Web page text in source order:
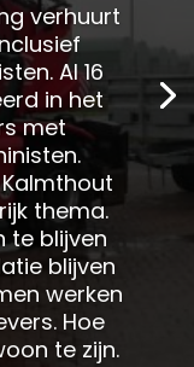
verhuurt
Al 16
in het
met
thema.
te blijven
blijven
werken
Hoe
te zijn.